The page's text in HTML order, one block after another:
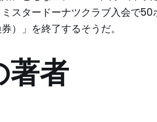
スタードーナツクラブ入会で50
）」を終了するそうだ。
著者